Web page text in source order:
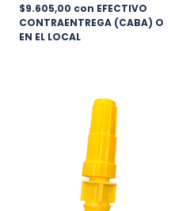
$9.605,00 con EFECTIVO
CONTRAENTREGA (CABA) O
EN EL LOCAL